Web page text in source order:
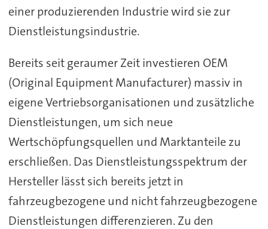
einer produzierenden Industrie wird sie zur
Dienstleistungsindustrie.
Bereits seit geraumer Zeit investieren OEM
(Original Equipment Manufacturer) massiv in
eigene Vertriebsorganisationen und zusätzliche
Dienstleistungen, um sich neue
Wertschöpfungsquellen und Marktanteile zu
erschließen. Das Dienstleistungsspektrum der
Hersteller lässt sich bereits jetzt in
fahrzeugbezogene und nicht fahrzeugbezogene
Dienstleistungen differenzieren. Zu den